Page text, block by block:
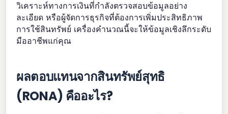
วิเคราะห์ทางการเงินที่กำลังตรวจสอบข้อมูลอย่าง
ละเอียด หรือผู้จัดการธุรกิจที่ต้องการเพิ่มประสิทธิภาพ
การใช้สินทรัพย์ เครื่องคำนวณนี้จะให้ข้อมูลเชิงลึกระดับ
มืออาชีพแก่คุณ
ผลตอบแทนจากสินทรัพย์สุทธิ
(RONA) คืออะไร?